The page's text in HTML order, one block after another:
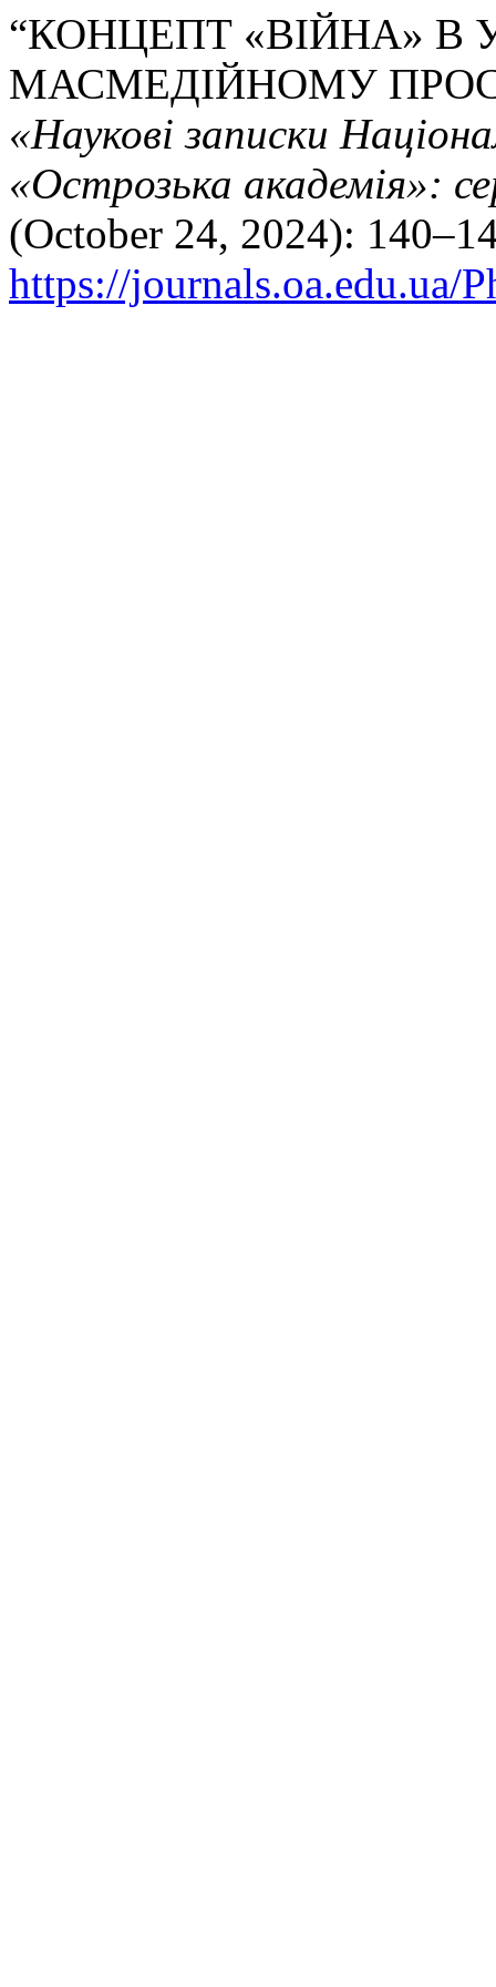
“КОНЦЕПТ «ВІЙНА» В
МАСМЕДІЙНОМУ
«Наукові записки
«Острозька академія»:
(October 24, 2024):
https://journals.oa.edu.ua/